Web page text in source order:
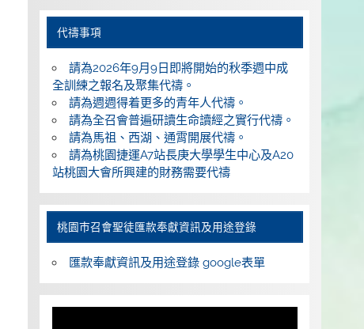
代禱事項
請為2026年9月9日即將開始的秋季週中成
全訓練之報名及聚集代禱。
請為週週得着更多的青年人代禱。
請為全召會普遍研讀生命讀經之實行代禱。
請為馬祖、西湖、通霄開展代禱。
請為桃園捷運A7站長庚大學學生中心及A20
站桃園大會所興建的財務需要代禱
桃園巿召會聖徒匯款奉獻資訊及用途登錄
匯款奉獻資訊及用途登錄 google表單